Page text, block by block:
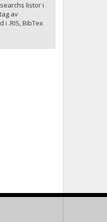
listor i
av
.RIS, BibTex